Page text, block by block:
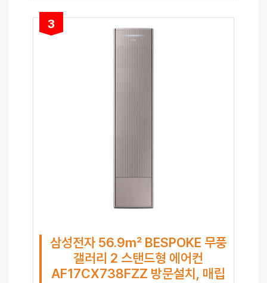
3
삼성전자 56.9㎡ BESPOKE 무풍
갤러리 2 스탠드형 에어컨
AF17CX738FZZ 방문설치, 매립